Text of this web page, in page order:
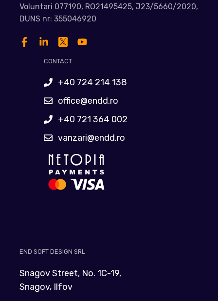
Voluntari 077190, RO21495425, J23/5660/2020,
DUNS nr: 355046920
CONTACT
+40 724 214 138
office@endd.ro
+40 721 364 002
vanzari@endd.ro
END SOFT DESIGN SRL
Snagov Street, No. 1C-19,
Snagov, Ilfov